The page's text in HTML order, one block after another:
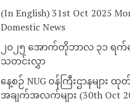
(In English) 31st Oct 2025
Domestic News
၂၀၂၅ အောက်တိုဘာလ ၃၁ ရက်
သတင်းလွှာ
နေ့စဉ် NUG ဝန်ကြီးဌာနမျာ
အချက်အလက်များ (30th Oct